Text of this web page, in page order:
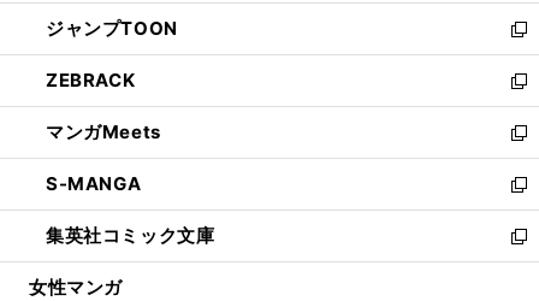
く
で
開
く
ン
ド
ウ
で
開
く
ウ
ィ
ン
ド
ウ
で
開
く
し
い
ウ
ィ
ン
ド
ウ
で
開
く
ジャンプTOON
新
し
い
ウ
ィ
ン
ド
ウ
で
開
ZEBRACK
新
し
い
ウ
ィ
ン
ド
ウ
マンガMeets
新
し
い
ウ
ィ
ン
S-MANGA
新
し
い
ウ
集英社コミック文庫
新
し
女性マンガ